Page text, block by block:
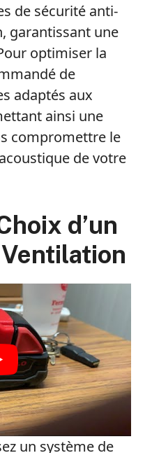
de sécurité anti-
garantissant une
optimiser la
de
adaptés aux
ainsi une
compromettre le
de votre
d’un
un système de